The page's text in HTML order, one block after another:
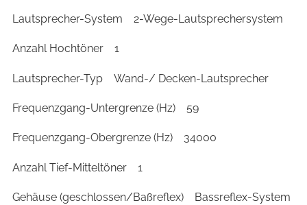
Lautsprecher-System 2-Wege-Lautsprechersystem
Anzahl Hochtöner 1
Lautsprecher-Typ Wand-/ Decken-Lautsprecher
Frequenzgang-Untergrenze (Hz) 59
Frequenzgang-Obergrenze (Hz) 34000
Anzahl Tief-Mitteltöner 1
Gehäuse (geschlossen/Baßreflex) Bassreflex-System